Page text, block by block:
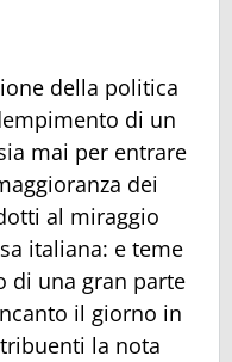
della politica
di un
mai per entrare
dei
al miraggio
italiana: e teme
di una gran parte
il giorno in
la nota